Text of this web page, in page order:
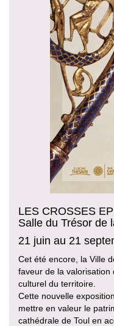
LES CROSSES
Salle du Trésor de
21 juin au 21
Cet été encore, la Ville
faveur de la
culturel du territoire.
Cette nouvelle
mettre en valeur le
cathédrale de Toul en